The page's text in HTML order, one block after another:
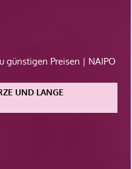
günstigen Preisen | NAIPO
UND LANGE